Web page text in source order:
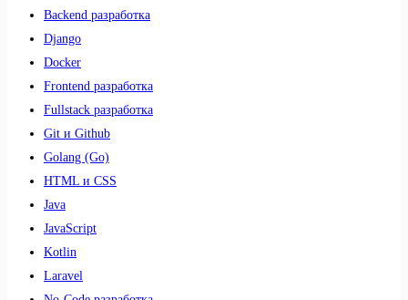
Backend разработка
Django
Docker
Frontend разработка
Fullstack разработка
Git и Github
Golang (Go)
HTML и CSS
Java
JavaScript
Kotlin
Laravel